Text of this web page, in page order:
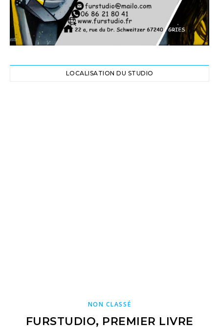
LOCALISATION DU STUDIO
NON CLASSÉ
FURSTUDIO, PREMIER LIVRE